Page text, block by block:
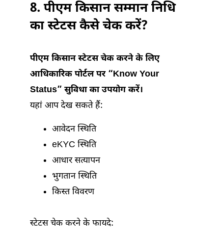
8. पीएम किसान सम्मान निधि
का स्टेटस कैसे चेक करें?
पीएम किसान स्टेटस चेक करने के लिए
आधिकारिक पोर्टल पर “Know Your
Status” सुविधा का उपयोग करें।
यहां आप देख सकते हैं:
आवेदन स्थिति
eKYC स्थिति
आधार सत्यापन
भुगतान स्थिति
किस्त विवरण
स्टेटस चेक करने के फायदे: